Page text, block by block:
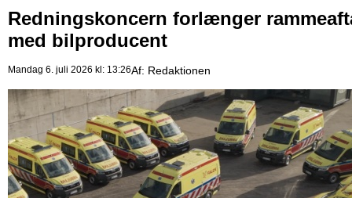
Redningskoncern forlænger
med bilproducent
Mandag 6. juli 2026 kl: 13:26Af: Redaktionen